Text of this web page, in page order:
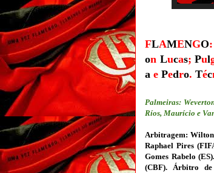
FLAMENGO
on Lucas; Pul
a e Pedro. Téc
Palmeiras:
Ríos, Maurício e
Arbitragem:
Raphael Pires
Gomes Rabelo (ES).
(CBF). Árbitro de